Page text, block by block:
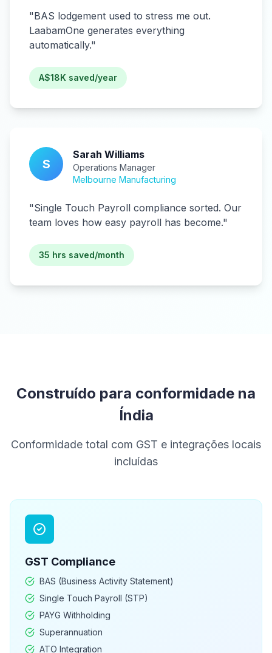
"BAS lodgement used to stress me out.
LaabamOne generates everything
automatically."
A$18K saved/year
S
Sarah Williams
Operations Manager
Melbourne Manufacturing
"Single Touch Payroll compliance sorted. Our
team loves how easy payroll has become."
35 hrs saved/month
Construído para conformidade na
Índia
Conformidade total com GST e integrações locais
incluídas
GST Compliance
BAS (Business Activity Statement)
Single Touch Payroll (STP)
PAYG Withholding
Superannuation
ATO Integration